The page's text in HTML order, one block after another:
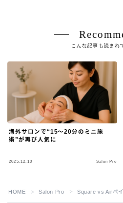
こんな記事も読まれ
海外サロンで“15〜20分のミニ施
術”が再び人気に
2025.12.10 Salon Pro
HOME ＞ Salon Pro ＞ Square vs Airペ